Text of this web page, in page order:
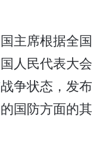
主席根据全国
人民代表大会
争状态，发布
国防方面的其